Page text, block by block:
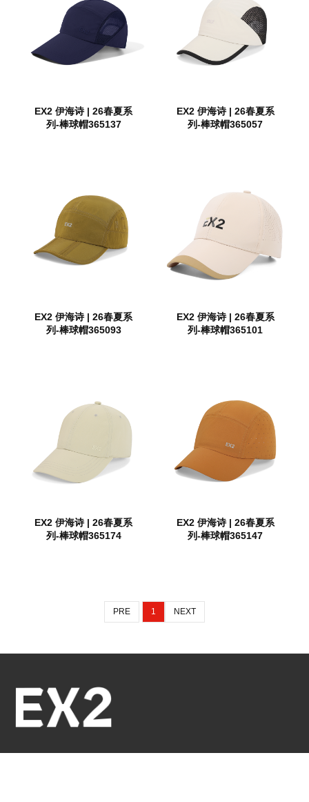
EX2 伊海诗 | 26春夏系
列-棒球帽365137
EX2 伊海诗 | 26春夏系
列-棒球帽365057
EX2 伊海诗 | 26春夏系
列-棒球帽365093
EX2 伊海诗 | 26春夏系
列-棒球帽365101
EX2 伊海诗 | 26春夏系
列-棒球帽365174
EX2 伊海诗 | 26春夏系
列-棒球帽365147
PRE 1 NEXT